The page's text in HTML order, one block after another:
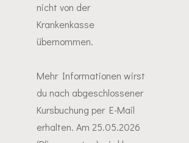
nicht von der
Krankenkasse
übernommen.
Mehr Informationen wirst
du nach abgeschlossener
Kursbuchung per E-Mail
erhalten. Am 25.05.2026